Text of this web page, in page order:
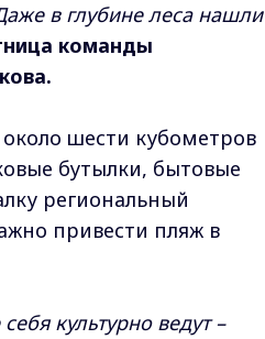
в глубине леса нашли
команды
шести кубометров
бутылки, бытовые
региональный
привести пляж в
культурно ведут –